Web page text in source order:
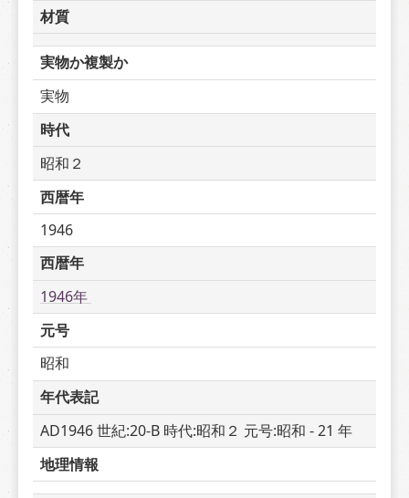
材質
実物か複製か
実物
時代
昭和２
西暦年
1946
西暦年
1946年
元号
昭和
年代表記
AD1946 世紀:20-B 時代:昭和２ 元号:昭和 - 21 年
地理情報